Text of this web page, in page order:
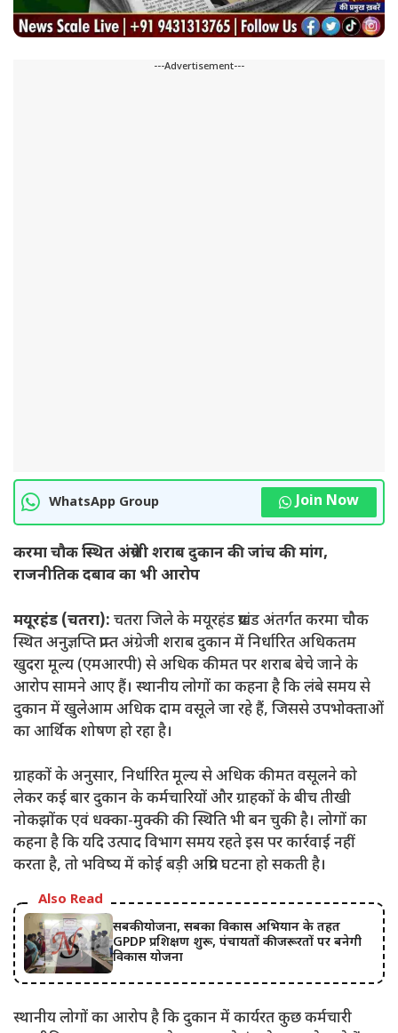
---Advertisement---
WhatsApp Group Join Now
करमा चौक स्थित अंग्रेजी शराब दुकान की जांच की मांग,
राजनीतिक दबाव का भी आरोप
मयूरहंड (चतरा): चतरा जिले के मयूरहंड प्रखंड अंतर्गत करमा चौक
स्थित अनुज्ञप्ति प्राप्त अंग्रेजी शराब दुकान में निर्धारित अधिकतम
खुदरा मूल्य (एमआरपी) से अधिक कीमत पर शराब बेचे जाने के
आरोप सामने आए हैं। स्थानीय लोगों का कहना है कि लंबे समय से
दुकान में खुलेआम अधिक दाम वसूले जा रहे हैं, जिससे उपभोक्ताओं
का आर्थिक शोषण हो रहा है।
ग्राहकों के अनुसार, निर्धारित मूल्य से अधिक कीमत वसूलने को
लेकर कई बार दुकान के कर्मचारियों और ग्राहकों के बीच तीखी
नोकझोंक एवं धक्का-मुक्की की स्थिति भी बन चुकी है। लोगों का
कहना है कि यदि उत्पाद विभाग समय रहते इस पर कार्रवाई नहीं
करता है, तो भविष्य में कोई बड़ी अप्रिय घटना हो सकती है।
Also Read
सबकी योजना, सबका विकास अभियान के तहत
GPDP प्रशिक्षण शुरू, पंचायतों की जरूरतों पर बनेगी
विकास योजना
स्थानीय लोगों का आरोप है कि दुकान में कार्यरत कुछ कर्मचारी